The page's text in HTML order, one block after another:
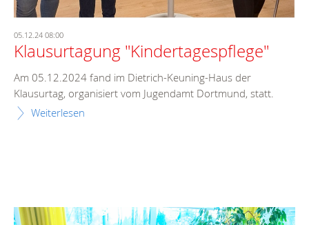
05.12.24 08:00
Klausurtagung "Kindertagespflege"
Am 05.12.2024 fand im Dietrich-Keuning-Haus der
Klausurtag, organisiert vom Jugendamt Dortmund, statt.
Weiterlesen